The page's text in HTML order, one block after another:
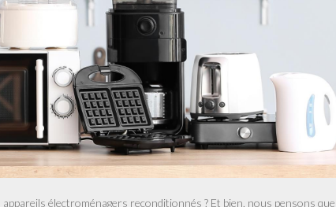
électroménagers reconditionnés ? Et bien, nous pensons que